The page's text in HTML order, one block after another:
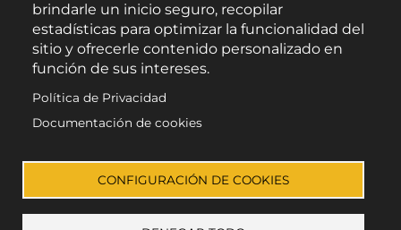
Aviso Legal
Política de Privacidad
Accesibilidad
brindarle un inicio seguro, recopilar
estadísticas para optimizar la funcionalidad del
sitio y ofrecerle contenido personalizado en
función de sus intereses.
Política de Privacidad
Documentación de cookies
CONFIGURACIÓN DE COOKIES